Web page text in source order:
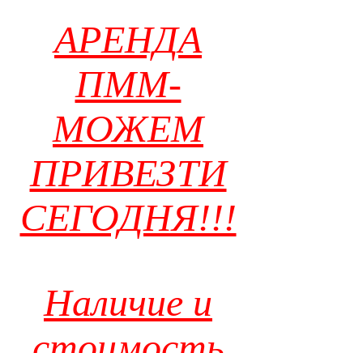
АРЕНДА
ПММ-
МОЖЕМ
ПРИВЕЗТИ
СЕГОДНЯ!!!
Наличие и